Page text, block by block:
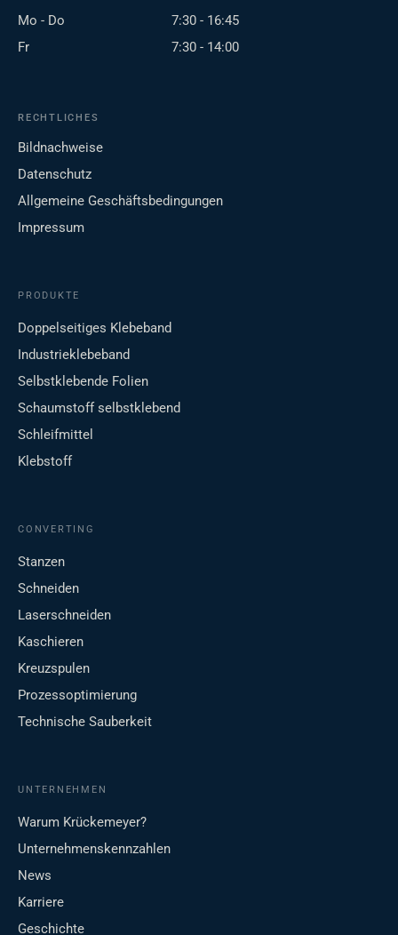
Mo - Do
7:30 - 16:45
Fr
7:30 - 14:00
RECHTLICHES
Bildnachweise
Datenschutz
Allgemeine Geschäftsbedingungen
Impressum
PRODUKTE
Doppelseitiges Klebeband
Industrieklebeband
Selbstklebende Folien
Schaumstoff selbstklebend
Schleifmittel
Klebstoff
CONVERTING
Stanzen
Schneiden
Laserschneiden
Kaschieren
Kreuzspulen
Prozessoptimierung
Technische Sauberkeit
UNTERNEHMEN
Warum Krückemeyer?
Unternehmenskennzahlen
News
Karriere
Geschichte